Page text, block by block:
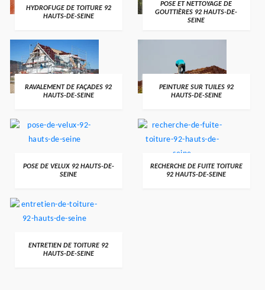
HYDROFUGE DE TOITURE 92
HAUTS-DE-SEINE
POSE ET NETTOYAGE DE
GOUTTIÈRES 92 HAUTS-DE-
SEINE
RAVALEMENT DE FAÇADES 92
HAUTS-DE-SEINE
PEINTURE SUR TUILES 92
HAUTS-DE-SEINE
POSE DE VELUX 92 HAUTS-DE-
SEINE
RECHERCHE DE FUITE TOITURE
92 HAUTS-DE-SEINE
ENTRETIEN DE TOITURE 92
HAUTS-DE-SEINE